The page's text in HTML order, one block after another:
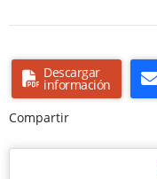
Descargar
información
Compartir